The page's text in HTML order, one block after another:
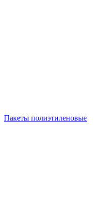
Пакеты полиэтиленовые